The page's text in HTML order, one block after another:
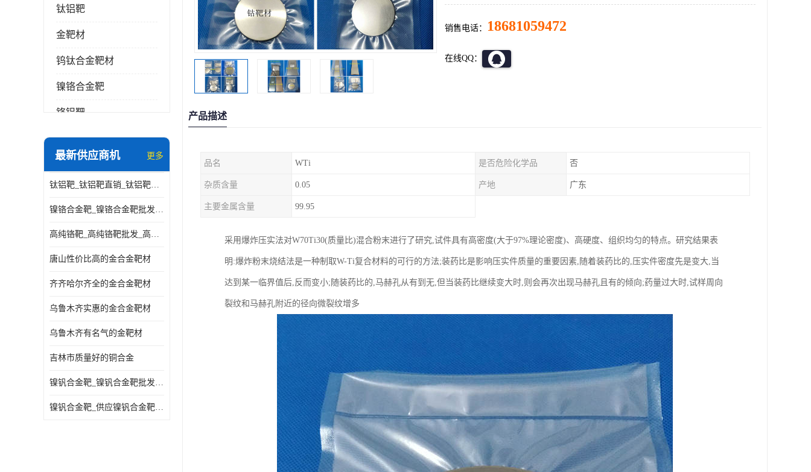
钛铝靶
金靶材
钨钛合金靶材
镍铬合金靶
铬铝靶
三氧化铝靶材
铬靶材
镧靶材
最新供应商机 更多
钛铝靶_钛铝靶直销_钛铝靶供应商
镍铬合金靶_镍铬合金靶批发_镍铬合金靶供应商
高纯铬靶_高纯铬靶批发_高纯铬靶厂家
唐山性价比高的金合金靶材
齐齐哈尔齐全的金合金靶材
乌鲁木齐实惠的金合金靶材
乌鲁木齐有名气的金靶材
吉林市质量好的铜合金
镍钒合金靶_镍钒合金靶批发_镍钒合金靶供应商
镍钒合金靶_供应镍钒合金靶_镍钒合金靶厂家
销售电话： 18681059472
在线QQ：
产品描述
品名 WTi 是否危险化学品 否
杂质含量 0.05 产地 广东
主要金属含量 99.95
采用爆炸压实法对W70Ti30(质量比)混合粉末进行了研究,试件具有高密度(大于97%理论密度)、高硬度、组织均匀的特点。研究结果表
明:爆炸粉末烧结法是一种制取W-Ti复合材料的可行的方法;装药比是影响压实件质量的重要因素,随着装药比的,压实件密度先是变大,当
达到某一临界值后,反而变小;随装药比的,马赫孔从有到无,但当装药比继续变大时,则会再次出现马赫孔且有的倾向;药量过大时,试样周向
裂纹和马赫孔附近的径向微裂纹增多